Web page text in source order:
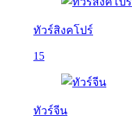
ทัวร์สิงคโปร์
15
ทัวร์จีน